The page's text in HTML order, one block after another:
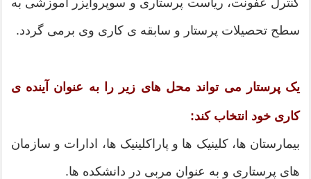
سطح تحصیلات پرستار و سابقه ی کاری وی برمی گردد.
یک پرستار می تواند محل های زیر را به عنوان آینده ی
کاری خود انتخاب کند:
بیمارستان ها، کلینیک ها و پاراکلینیک ها، ادارات و سازمان
های پرستاری و به عنوان مربی در دانشکده ها.